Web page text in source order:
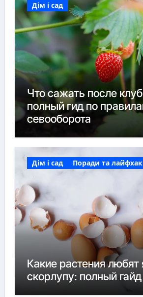
Дім і сад
Что сажать после
полный гид по
севооборота
Дім і сад Поради та
Какие растения
скорлупу: полный